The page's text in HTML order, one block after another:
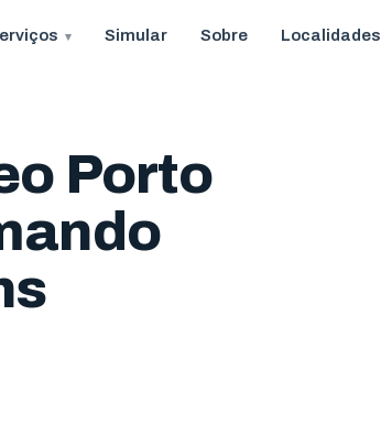
Simular Sobre Localidades
Porto